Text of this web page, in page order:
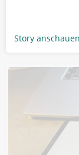
Story anschauen